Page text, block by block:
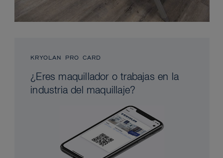
KRYOLAN PRO CARD
¿Eres maquillador o trabajas en la
industria del maquillaje?